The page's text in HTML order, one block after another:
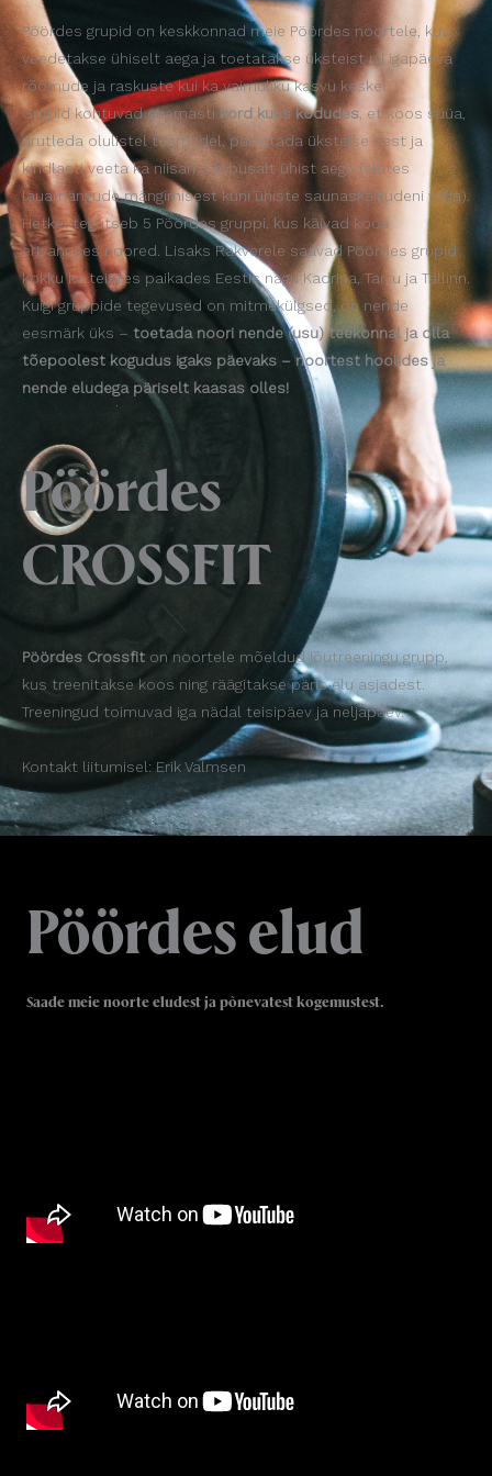
Pöördes grupid on keskkonnad meie Pöördes noortele, kus
veedetakse ühiselt aega ja toetatakse üksteist nii igapäeva
rõõmude ja raskuste kui ka vaimuliku kasvu keskel.
Grupid kohtuvad enamastikord kuus kodudes , et koos süüa,
arutleda olulistel teemadel, palvetada üksteise eest ja
kindlasti veeta ka niisama lõbusalt ühist aega (alates
lauamängude mängimisest kuni ühiste saunaskäikudeni välja).
Hetkel tegutseb 5 Pöördes gruppi, kus käivad koos
erivanuses noored. Lisaks Rakverele saavad Pöördes grupid
kokku ka teistes paikades Eestis nagu Kadrina, Tartu ja Tallinn
Kuigi gruppide tegevused on mitmekülgsed, on nende
eesmärk üks – toetada noori nende (usu) teekonnal ja olla
tõepoolest kogudus igaks päevaks – noortest hoolides ja
nende eludega päriselt kaasas olles!
Pöördes
CROSSFIT
Pöördes Crossfit on noortele mõeldud jõutreeningu grupp,
kus treenitakse koos ning räägitakse päris elu asjadest.
Treeningud toimuvad iga nädal teisipäev ja neljapäev.
Kontakt liitumisel: Erik Valmsen
Pöördes elud
Saade meie noorte eludest ja põnevatest kogemustest.